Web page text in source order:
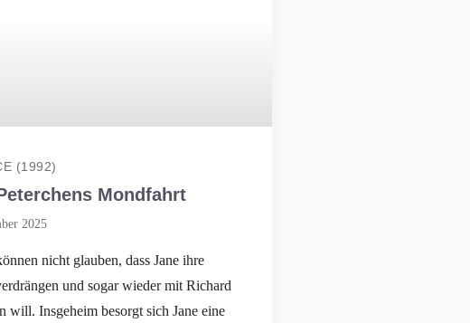
(1992)
Mondfahrt
2025
nicht glauben, dass Jane ihre
und sogar wieder mit Richard
will. Insgeheim besorgt sich Jane eine